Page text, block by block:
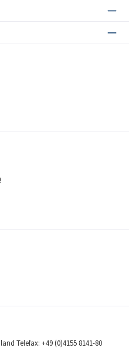
Telefax: +49 (0)4155 8141-80